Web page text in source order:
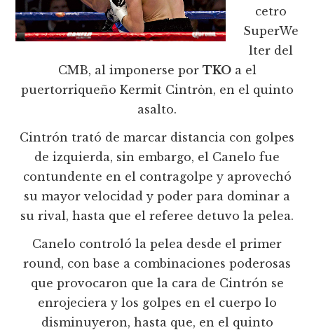
cetro
SuperWe
lter del
CMB, al imponerse por TKOa el
puertorriqueño Kermit Cintrȯn, en el quinto
asalto.
Cintrón trató de marcar distancia con golpes
de izquierda, sin embargo, el Canelo fue
contundente en el contragolpe y aprovechó
su mayor velocidad y poder para dominar a
su rival, hasta que el referee detuvo la pelea.
Canelo controló la pelea desde el primer
round, con base a combinaciones poderosas
que provocaron que la cara de Cintrón se
enrojeciera y los golpes en el cuerpo lo
disminuyeron, hasta que, en el quinto